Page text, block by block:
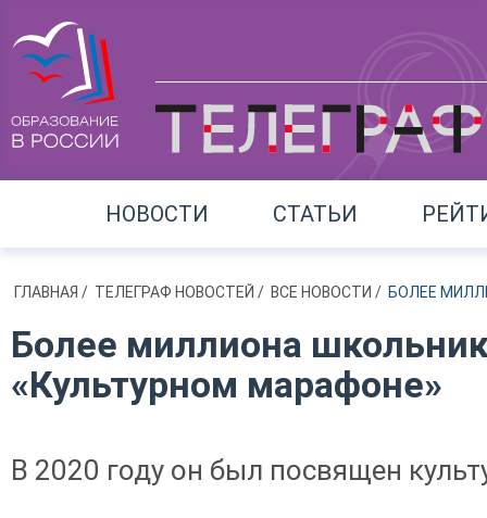
НОВОСТИ СТАТЬИ
ГЛАВНАЯ / ТЕЛЕГРАФ НОВОСТЕЙ / ВСЕ НОВОСТИ / БОЛЕЕ
Более миллиона
«Культурном марафоне»
В 2020 году он был посвящен